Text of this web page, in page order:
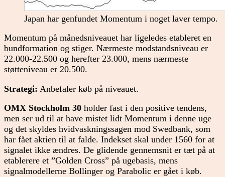
Japan har genfundet Momentum i noget laver tempo.
Momentum på månedsniveauet har ligeledes etableret en
bundformation og stiger. Nærmeste modstandsniveau er
22.000-22.500 og herefter 23.000, mens nærmeste
støtteniveau er 20.500.
Strategi: Anbefaler køb på niveauet.
OMX Stockholm 30 holder fast i den positive tendens,
men ser ud til at have mistet lidt Momentum i denne uge
og det skyldes hvidvaskningssagen mod Swedbank, som
har fået aktien til at falde. Indekset skal under 1560 for at
signalet ikke ændres. De glidende gennemsnit er tæt på at
etablerere et ”Golden Cross” på ugebasis, mens
signalmodellerne Bollinger og Parabolic er gået i køb.